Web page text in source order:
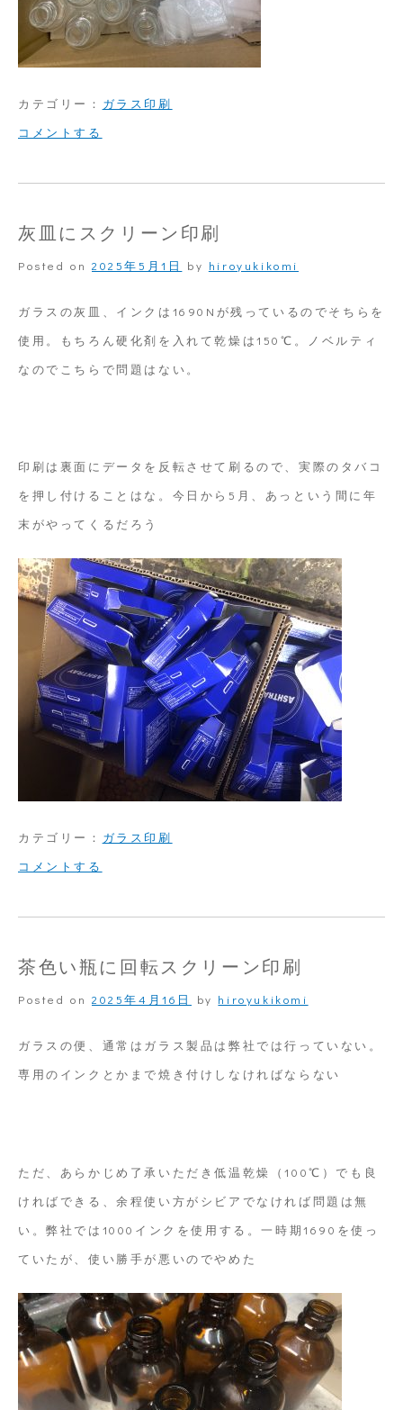
カテゴリー： ガラス印刷
コメントする
ラ
に
回
印
刷
灰皿にスクリーン印刷
Posted on 2025年5月1日 by hiroyukikomi
ガラスの灰皿、インクは1690Nが残っているのでそちらを
使用。もちろん硬化剤を入れて乾燥は150℃。ノベルティ
なのでこちらで問題はない。
印刷は裏面にデータを反転させて刷るので、実際のタバコ
を押し付けることはな。今日から5月、あっという間に年
末がやってくるだろう
カテゴリー： ガラス印刷
コメントする
皿
ス
ク
リ
ー
茶色い瓶に回転スクリーン印刷
Posted on 2025年4月16日 by hiroyukikomi
ガラスの便、通常はガラス製品は弊社では行っていない。
専用のインクとかまで焼き付けしなければならない
ただ、あらかじめ了承いただき低温乾燥（100℃）でも良
ければできる、余程使い方がシビアでなければ問題は無
い。弊社では1000インクを使用する。一時期1690を使っ
ていたが、使い勝手が悪いのでやめた